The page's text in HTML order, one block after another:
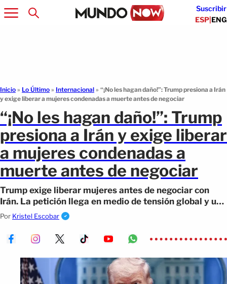
Suscribir
ESP|ENG
Inicio » Lo Último » Internacional » “¡No les hagan daño!”: Trump presiona a Irán
y exige liberar a mujeres condenadas a muerte antes de negociar
“¡No les hagan daño!”: Trump
presiona a Irán y exige liberar
a mujeres condenadas a
muerte antes de negociar
Trump exige liberar mujeres antes de negociar con
Irán. La petición llega en medio de tensión global y un
alto el fuego por terminar.
Por Kristel Escobar